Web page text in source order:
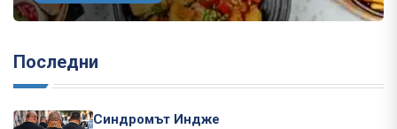
Последни
Синдромът Индже